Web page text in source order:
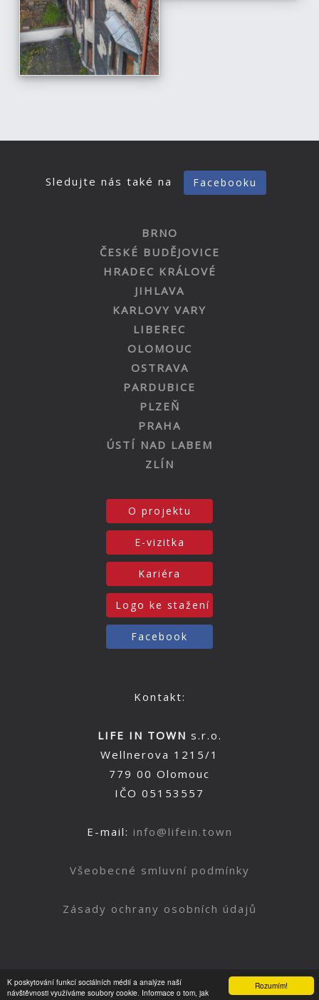
Rozumím!
K poskytování funkcí sociálních médií a analýze naší
návštěvnosti využíváme soubory cookie. Informace o tom, jak
Sledujte nás také na Facebooku
BRNO
ČESKÉ BUDĚJOVICE
HRADEC KRÁLOVÉ
JIHLAVA
KARLOVY VARY
LIBEREC
OLOMOUC
OSTRAVA
PARDUBICE
PLZEŇ
PRAHA
ÚSTÍ NAD LABEM
ZLÍN
O projektu
E-vizitka
Kariéra
Logo ke stažení
Facebook
Kontakt:
LIFE IN TOWN s.r.o.
Wellnerova 1215/1
779 00 Olomouc
IČO 05153557
E-mail: info@lifein.town
Všeobecné smluvní podmínky
Zásady ochrany osobních údajů